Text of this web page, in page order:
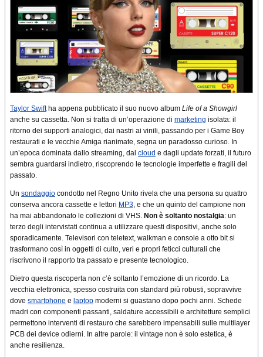
Taylor Swiftha appena pubblicato il suo nuovo album Life of a Showgirl
anche su cassetta. Non si tratta di un’operazione di marketing isolata: il
ritorno dei supporti analogici, dai nastri ai vinili, passando per i Game Boy
restaurati e le vecchie Amiga rianimate, segna un paradosso curioso. In
un’epoca dominata dallo streaming, dal cloud e dagli update forzati, il futuro
sembra guardarsi indietro, riscoprendo le tecnologie imperfette e fragili del
passato.
Un sondaggio condotto nel Regno Unito rivela che una persona su quattro
conserva ancora cassette e lettori MP3 , e che un quinto del campione non
ha mai abbandonato le collezioni di VHS. Non è soltanto nostalgia: un
terzo degli intervistati continua a utilizzare questi dispositivi, anche solo
sporadicamente. Televisori con teletext, walkman e console a otto bit si
trasformano così in oggetti di culto, veri e propri feticci culturali che
riscrivono il rapporto tra passato e presente tecnologico.
Dietro questa riscoperta non c’è soltanto l’emozione di un ricordo. La
vecchia elettronica, spesso costruita con standard più robusti, sopravvive
dove smartphone e laptop moderni si guastano dopo pochi anni. Schede
madri con componenti passanti, saldature accessibili e architetture semplici
permettono interventi di restauro che sarebbero impensabili sulle multilayer
PCB dei device odierni. In altre parole: il vintage non è solo estetica, è
anche resilienza.